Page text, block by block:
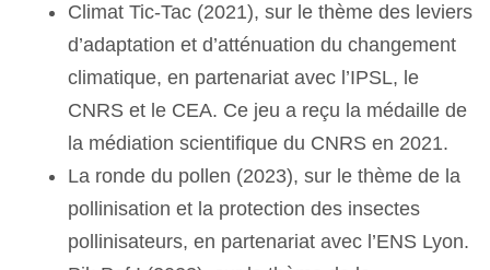
Climat Tic-Tac (2021), sur le thème des leviers
d’adaptation et d’atténuation du changement
climatique, en partenariat avec l’IPSL, le
CNRS et le CEA. Ce jeu a reçu la médaille de
la médiation scientifique du CNRS en 2021.
La ronde du pollen (2023), sur le thème de la
pollinisation et la protection des insectes
pollinisateurs, en partenariat avec l’ENS Lyon.